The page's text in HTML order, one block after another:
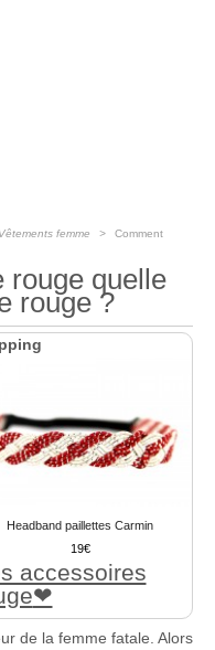
Vêtements femme
Comment
rouge quelle
rouge ?
Headband paillettes Carmin
19
accessoires
de la femme fatale. Alors